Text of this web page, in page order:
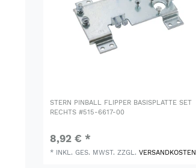
STERN PINBALL FLIPPER BASISPLATTE SET
RECHTS #515-6617-00
8,92 € *
* INKL. GES. MWST. ZZGL.VERSANDKOSTEN